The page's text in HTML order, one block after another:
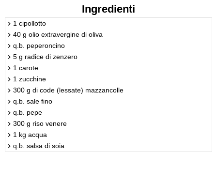
Ingredienti
1 cipollotto
40 g olio extravergine di oliva
q.b. peperoncino
5 g radice di zenzero
1 carote
1 zucchine
300 g di code (lessate) mazzancolle
q.b. sale fino
q.b. pepe
300 g riso venere
1 kg acqua
q.b. salsa di soia